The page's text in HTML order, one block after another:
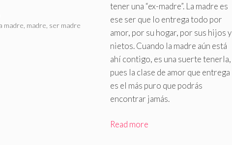
madre madre ser madre
tener una “ex-madre”. La madre es
ese ser que lo entrega todo por
amor, por su hogar, por sus hijos y
nietos. Cuando la madre aún está
ahí contigo, es una suerte tenerla,
pues la clase de amor que entrega
es el más puro que podrás
encontrar jamás.
Read more